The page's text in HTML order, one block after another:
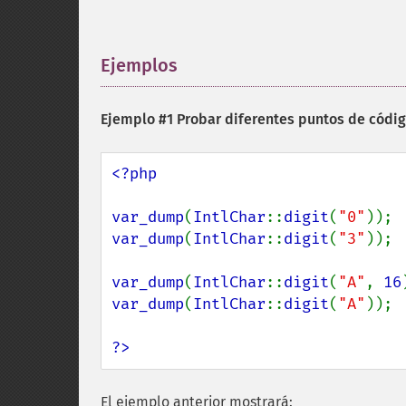
Ejemplos
Ejemplo #1 Probar diferentes puntos de
<?php
var_dump(IntlChar::digit( "0"
var_dump(IntlChar::digit( "3" ));
var_dump(IntlChar::digit( "A" , 16
var_dump(IntlChar::digit( "A" ));
?>
El ejemplo anterior mostrará: